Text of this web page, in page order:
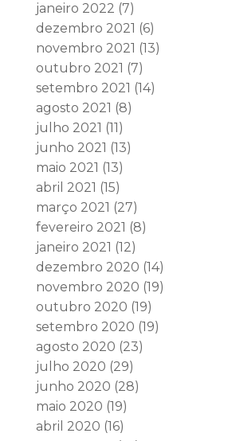
janeiro 2022 (7)
dezembro 2021 (6)
novembro 2021 (13)
outubro 2021 (7)
setembro 2021 (14)
agosto 2021 (8)
julho 2021 (11)
junho 2021 (13)
maio 2021 (13)
abril 2021 (15)
março 2021 (27)
fevereiro 2021 (8)
janeiro 2021 (12)
dezembro 2020 (14)
novembro 2020 (19)
outubro 2020 (19)
setembro 2020 (19)
agosto 2020 (23)
julho 2020 (29)
junho 2020 (28)
maio 2020 (19)
abril 2020 (16)